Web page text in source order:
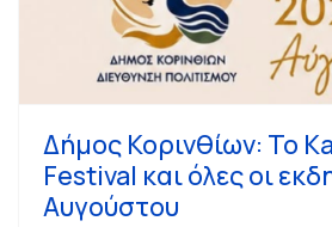
Δήμος Κορινθίων: Το
Festival και όλες οι
Αυγούστου